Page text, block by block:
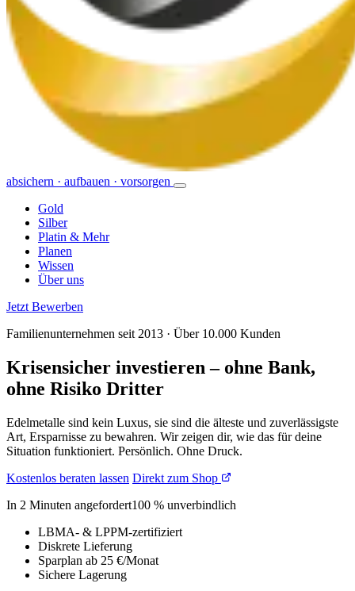
absichern · aufbauen · vorsorgen
Gold
Silber
Platin & Mehr
Planen
Wissen
Über uns
Jetzt Bewerben
Familienunternehmen seit 2013 · Über 10.000 Kunden
Krisensicher investieren – ohne Bank,
ohne Risiko Dritter
Edelmetalle sind kein Luxus, sie sind die älteste und zuverlässigste
Art, Ersparnisse zu bewahren. Wir zeigen dir, wie das für deine
Situation funktioniert. Persönlich. Ohne Druck.
Kostenlos beraten lassen Direkt zum Shop
In 2 Minuten angefordert100 % unverbindlich
LBMA- & LPPM-zertifiziert
Diskrete Lieferung
Sparplan ab 25 €/Monat
Sichere Lagerung